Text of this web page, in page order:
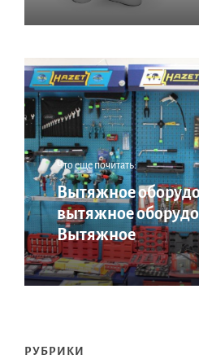
Что еще почитать:
Вытяжное
вытяжное
Вытяжное
РУБРИКИ